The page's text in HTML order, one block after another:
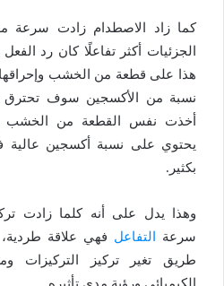
كما زاد الاصطدام زادت سرعة
الجزئيات أكثر تفاعلًا كان رد
نسبة من الأكسجين سوف تحترق
أخذت نفس القطعة من الخشب
يحتوي على نسبة أكسجين
بكثير.
وهذا يدل على أنه كلما زادت
سرعة
التفاعل فهي علاقة
طريق تغير تركيز التركيزات